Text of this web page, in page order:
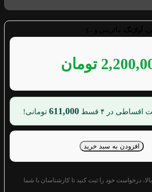
تومان
در ۴ قسط 611,000 تومانی!
افزودن به سبد خرید
درخواست خود را ثبت کنید تا کارشناسان با شما